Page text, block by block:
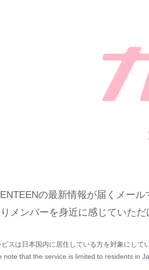
の最新情報が届くメー
メンバーを身近に感じていた
スは日本国内に居住している方を対象にして
note that the service is limited to residents in